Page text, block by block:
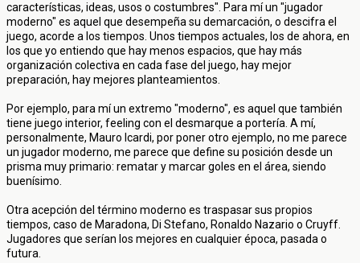
características, ideas, usos o costumbres". Para mí un "jugador
moderno" es aquel que desempeña su demarcación, o descifra el
juego, acorde a los tiempos. Unos tiempos actuales, los de ahora, en
los que yo entiendo que hay menos espacios, que hay más
organización colectiva en cada fase del juego, hay mejor
preparación, hay mejores planteamientos.
Por ejemplo, para mí un extremo "moderno", es aquel que también
tiene juego interior, feeling con el desmarque a portería. A mí,
personalmente, Mauro Icardi, por poner otro ejemplo, no me parece
un jugador moderno, me parece que define su posición desde un
prisma muy primario: rematar y marcar goles en el área, siendo
buenísimo.
Otra acepción del término moderno es traspasar sus propios
tiempos, caso de Maradona, Di Stefano, Ronaldo Nazario o Cruyff.
Jugadores que serían los mejores en cualquier época, pasada o
futura.